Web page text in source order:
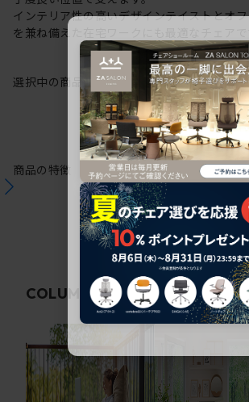
インテリア性の高いデザインテイストとオ
を兼ね備えた在宅ワークにも最適なチェアで
選択中の商品情報保証 注意事項
商品の特徴
COLUMN関連コラム